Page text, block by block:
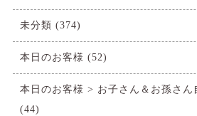
未分類 (374)
本日のお客様 (52)
本日のお客様 > お子さん＆お孫さん
(44)